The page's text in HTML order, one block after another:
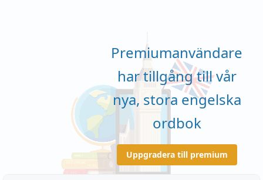
Premiumanvändare
har tillgång till vår
nya, stora engelska
ordbok
Uppgradera till premium